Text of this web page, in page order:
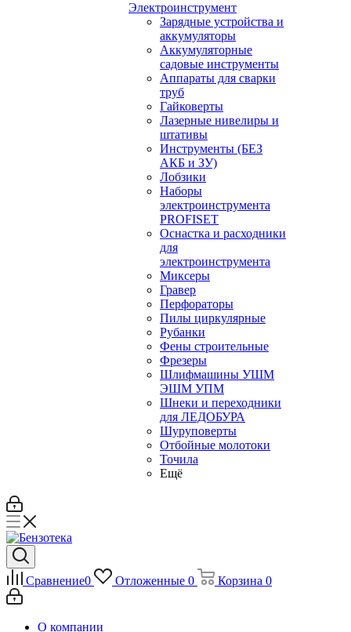
Электроинструмент
Зарядные устройства и
аккумуляторы
Аккумуляторные
садовые инструменты
Аппараты для сварки
труб
Гайковерты
Лазерные нивелиры и
штативы
Инструменты (БЕЗ
АКБ и ЗУ)
Лобзики
Наборы
электроинструмента
PROFISET
Оснастка и расходники
для
электроинструмента
Миксеры
Гравер
Перфораторы
Пилы циркулярные
Рубанки
Фены строительные
Фрезеры
Шлифмашины УШМ
ЭШМ УПМ
Шнеки и переходники
для ЛЕДОБУРА
Шуруповерты
Отбойные молотоки
Точила
Ещё
Сравнение0 Отложенные 0 Корзина 0
О компании